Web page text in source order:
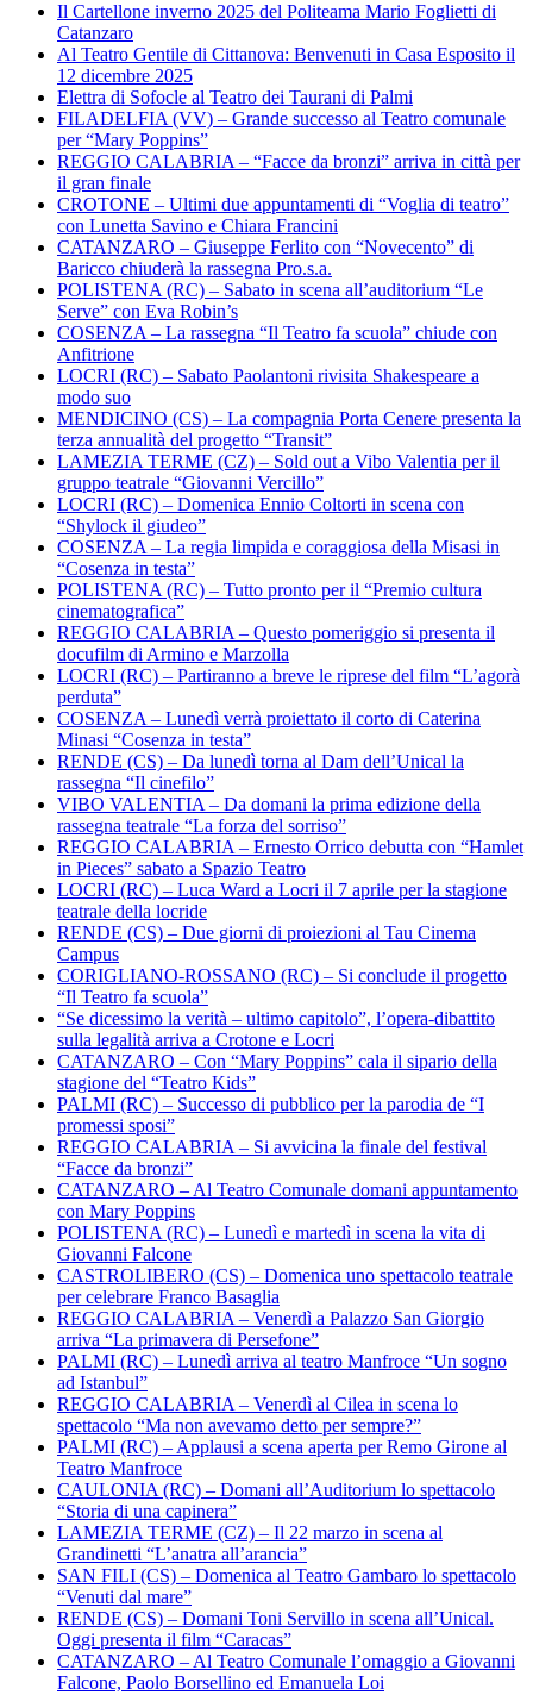
Il Cartellone inverno 2025 del Politeama Mario Foglietti di
Catanzaro
Al Teatro Gentile di Cittanova: Benvenuti in Casa Esposito il
12 dicembre 2025
Elettra di Sofocle al Teatro dei Taurani di Palmi
FILADELFIA (VV) – Grande successo al Teatro comunale
per “Mary Poppins”
REGGIO CALABRIA – “Facce da bronzi” arriva in città per
il gran finale
CROTONE – Ultimi due appuntamenti di “Voglia di teatro”
con Lunetta Savino e Chiara Francini
CATANZARO – Giuseppe Ferlito con “Novecento” di
Baricco chiuderà la rassegna Pro.s.a.
POLISTENA (RC) – Sabato in scena all’auditorium “Le
Serve” con Eva Robin’s
COSENZA – La rassegna “Il Teatro fa scuola” chiude con
Anfitrione
LOCRI (RC) – Sabato Paolantoni rivisita Shakespeare a
modo suo
MENDICINO (CS) – La compagnia Porta Cenere presenta la
terza annualità del progetto “Transit”
LAMEZIA TERME (CZ) – Sold out a Vibo Valentia per il
gruppo teatrale “Giovanni Vercillo”
LOCRI (RC) – Domenica Ennio Coltorti in scena con
“Shylock il giudeo”
COSENZA – La regia limpida e coraggiosa della Misasi in
“Cosenza in testa”
POLISTENA (RC) – Tutto pronto per il “Premio cultura
cinematografica”
REGGIO CALABRIA – Questo pomeriggio si presenta il
docufilm di Armino e Marzolla
LOCRI (RC) – Partiranno a breve le riprese del film “L’agorà
perduta”
COSENZA – Lunedì verrà proiettato il corto di Caterina
Minasi “Cosenza in testa”
RENDE (CS) – Da lunedì torna al Dam dell’Unical la
rassegna “Il cinefilo”
VIBO VALENTIA – Da domani la prima edizione della
rassegna teatrale “La forza del sorriso”
REGGIO CALABRIA – Ernesto Orrico debutta con “Hamlet
in Pieces” sabato a Spazio Teatro
LOCRI (RC) – Luca Ward a Locri il 7 aprile per la stagione
teatrale della locride
RENDE (CS) – Due giorni di proiezioni al Tau Cinema
Campus
CORIGLIANO-ROSSANO (RC) – Si conclude il progetto
“Il Teatro fa scuola”
“Se dicessimo la verità – ultimo capitolo”, l’opera-dibattito
sulla legalità arriva a Crotone e Locri
CATANZARO – Con “Mary Poppins” cala il sipario della
stagione del “Teatro Kids”
PALMI (RC) – Successo di pubblico per la parodia de “I
promessi sposi”
REGGIO CALABRIA – Si avvicina la finale del festival
“Facce da bronzi”
CATANZARO – Al Teatro Comunale domani appuntamento
con Mary Poppins
POLISTENA (RC) – Lunedì e martedì in scena la vita di
Giovanni Falcone
CASTROLIBERO (CS) – Domenica uno spettacolo teatrale
per celebrare Franco Basaglia
REGGIO CALABRIA – Venerdì a Palazzo San Giorgio
arriva “La primavera di Persefone”
PALMI (RC) – Lunedì arriva al teatro Manfroce “Un sogno
ad Istanbul”
REGGIO CALABRIA – Venerdì al Cilea in scena lo
spettacolo “Ma non avevamo detto per sempre?”
PALMI (RC) – Applausi a scena aperta per Remo Girone al
Teatro Manfroce
CAULONIA (RC) – Domani all’Auditorium lo spettacolo
“Storia di una capinera”
LAMEZIA TERME (CZ) – Il 22 marzo in scena al
Grandinetti “L’anatra all’arancia”
SAN FILI (CS) – Domenica al Teatro Gambaro lo spettacolo
“Venuti dal mare”
RENDE (CS) – Domani Toni Servillo in scena all’Unical.
Oggi presenta il film “Caracas”
CATANZARO – Al Teatro Comunale l’omaggio a Giovanni
Falcone, Paolo Borsellino ed Emanuela Loi